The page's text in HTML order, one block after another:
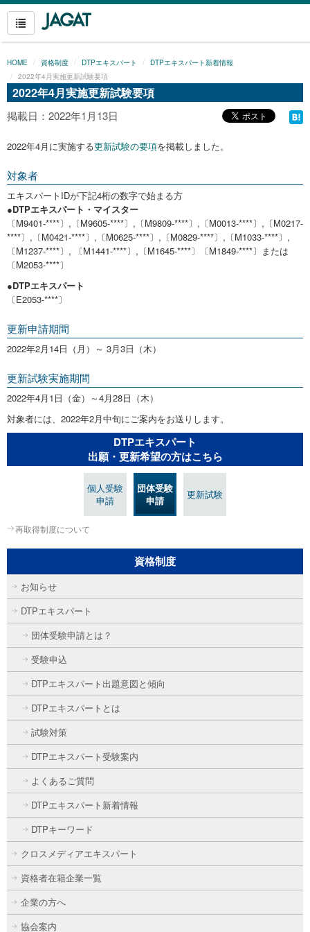
HOME 資格制度 DTPエキスパート
DTPエキスパート新着情報
2022年4月実施更新試験要項
2022年4月実施更新試験要項
掲載日：2022年1月13日
2022年4月に実施する更新試験の要項を掲載しました。
対象者
エキスパートIDが下記4桁の数字で始まる方
●DTPエキスパート・マイスター
〔M9401-****〕,〔M9605-****〕,〔M9809-****〕,〔M0013-****〕,〔M0217-
****〕,〔M0421-****〕,〔M0625-****〕,〔M0829-****〕,〔M1033-****〕,
〔M1237-****〕, 〔M1441-****〕,〔M1645-****〕〔M1849-****〕または
〔M2053-****〕
●DTPエキスパート
〔E2053-****〕
更新申請期間
2022年2月14日（月）～ 3月3日（木）
更新試験実施期間
2022年4月1日（金）～4月28日（木）
対象者には、2022年2月中旬にご案内をお送りします。
DTPエキスパート
出願・更新希望の方はこちら
個人受験
申請
団体受験
申請
更新試験
再取得制度について
資格制度
お知らせ
DTPエキスパート
団体受験申請とは？
受験申込
DTPエキスパート出題意図と傾向
DTPエキスパートとは
試験対策
DTPエキスパート受験案内
よくあるご質問
DTPエキスパート新着情報
DTPキーワード
クロスメディアエキスパート
資格者在籍企業一覧
企業の方へ
協会案内